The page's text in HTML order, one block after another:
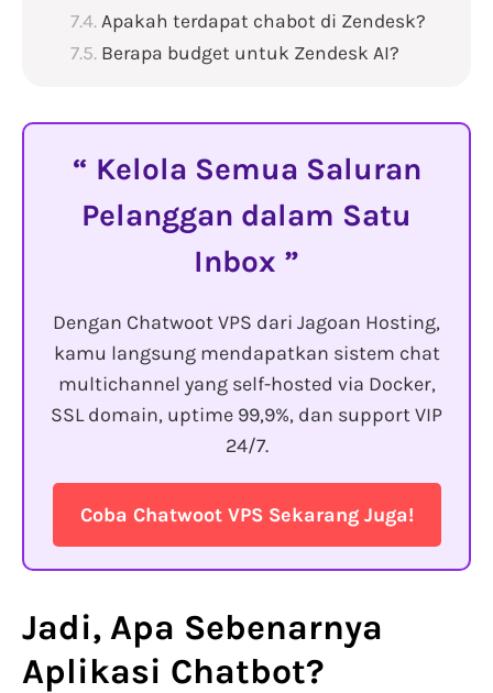
Apakah terdapat chabot di Zendesk?
Berapa budget untuk Zendesk AI?
Kelola Semua Saluran
Pelanggan dalam Satu
Inbox
Dengan Chatwoot VPS dari Jagoan Hosting,
kamu langsung mendapatkan sistem chat
multichannel yang self-hosted via Docker,
SSL domain, uptime 99,9%, dan support VIP
24/7.
Coba Chatwoot VPS Sekarang Juga!
Jadi, Apa Sebenarnya
Aplikasi Chatbot?